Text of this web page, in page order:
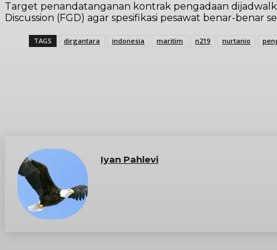
Target penandatanganan kontrak pengadaan
Discussion (FGD) agar spesifikasi pesawat benar-benar
TAGS dirgantara indonesia maritim n219 nurtanio
Iyan Pahlevi